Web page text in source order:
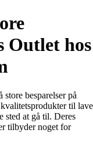
Outlet hos
besparelser på
til lave
sted at gå til. Deres
tilbyder noget for